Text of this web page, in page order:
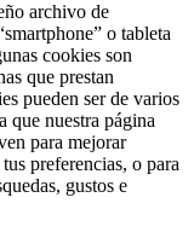
archivo de
o tableta
cookies son
que prestan
pueden ser de varios
que nuestra página
para mejorar
preferencias, o para
gustos e